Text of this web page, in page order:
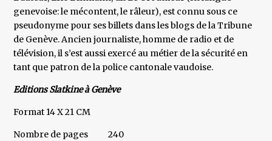
genevoise: le mécontent, le râleur), est connu sous ce
pseudonyme pour ses billets dans les blogs de la Tribune
de Genève. Ancien journaliste, homme de radio et de
télévision, il s’est aussi exercé au métier de la sécurité en
tant que patron de la police cantonale vaudoise.
Editions Slatkine à Genève
Format 14 X 21 CM
Nombre de pages 240